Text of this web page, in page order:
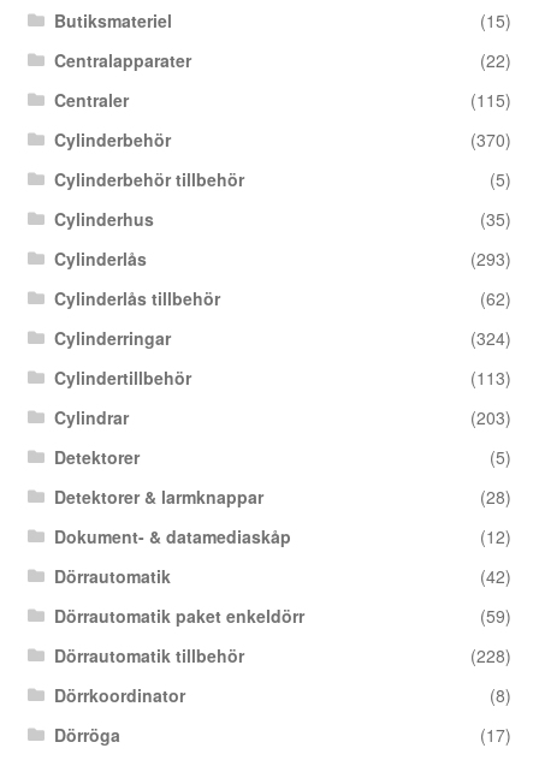
Butiksmateriel
(15)
Centralapparater
(22)
Centraler
(115)
Cylinderbehör
(370)
Cylinderbehör tillbehör
(5)
Cylinderhus
(35)
Cylinderlås
(293)
Cylinderlås tillbehör
(62)
Cylinderringar
(324)
Cylindertillbehör
(113)
Cylindrar
(203)
Detektorer
(5)
Detektorer & larmknappar
(28)
Dokument- & datamediaskåp
(12)
Dörrautomatik
(42)
Dörrautomatik paket enkeldörr
(59)
Dörrautomatik tillbehör
(228)
Dörrkoordinator
(8)
Dörröga
(17)